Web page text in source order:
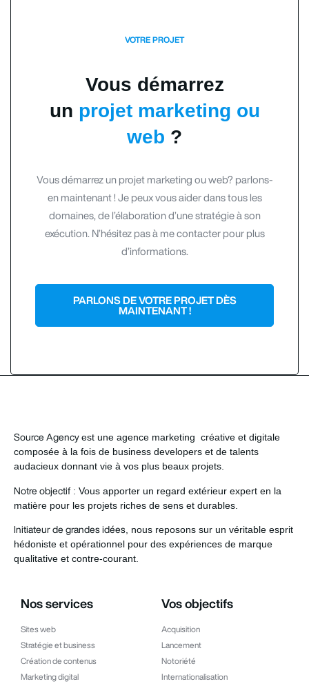
VOTRE PROJET
Vous démarrez
un projet marketing ou
web ?
Vous démarrez un projet marketing ou web? parlons-
en maintenant ! Je peux vous aider dans tous les
domaines, de l’élaboration d’une stratégie à son
exécution. N’hésitez pas à me contacter pour plus
d’informations.
PARLONS DE VOTRE PROJET DÈS
MAINTENANT !
Source Agency est une agence marketing créative et digitale
composée à la fois de business developers et de talents
audacieux donnant vie à vos plus beaux projets.
Notre objectif: Vous apporter un regard extérieur expert en la
matière pour les projets riches de sens et durables.
Initiateur de grandes idées , nous reposons sur un véritable esprit
hédoniste et opérationnel pour des expériences de marque
qualitative et contre-courant.
Nos services
Sites web
Stratégie et business
Création de contenus
Marketing digital
Vos objectifs
Acquisition
Lancement
Notoriété
Internationalisation